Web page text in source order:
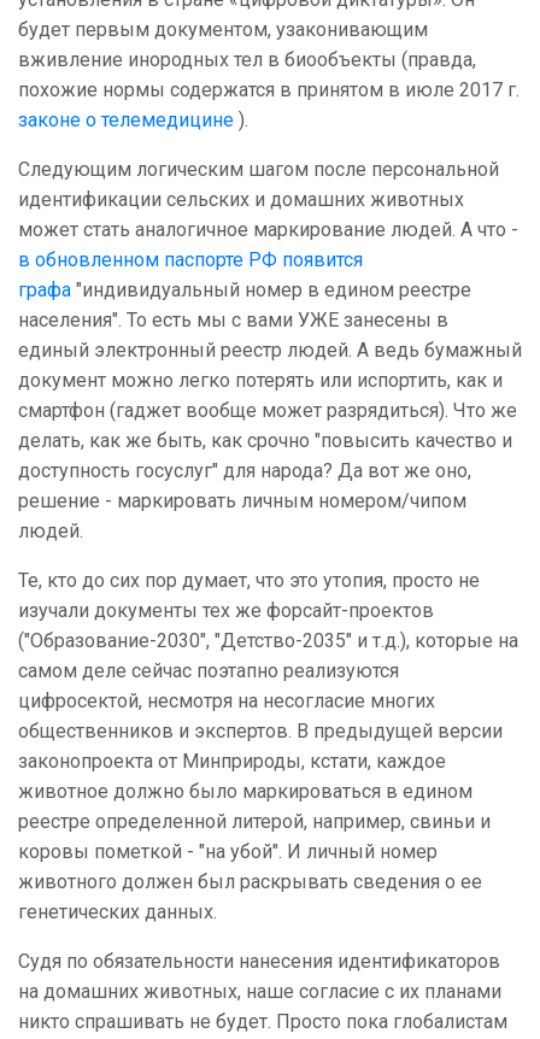
будет первым документом, узаконивающим
вживление инородных тел в биообъекты (правда,
похожие нормы содержатся в принятом в июле 2017 г.
законе о телемедицине ).
Следующим логическим шагом после персональной
идентификации сельских и домашних животных
может стать аналогичное маркирование людей. А что -
в обновленном паспорте РФ появится
графа "индивидуальный номер в едином реестре
населения". То есть мы с вами УЖЕ занесены в
единый электронный реестр людей. А ведь бумажный
документ можно легко потерять или испортить, как и
смартфон (гаджет вообще может разрядиться). Что же
делать, как же быть, как срочно "повысить качество и
доступность госуслуг" для народа? Да вот же оно,
решение - маркировать личным номером/чипом
людей.
Те, кто до сих пор думает, что это утопия, просто не
изучали документы тех же форсайт-проектов
("Образование-2030", "Детство-2035" и т.д.), которые на
самом деле сейчас поэтапно реализуются
цифросектой, несмотря на несогласие многих
общественников и экспертов. В предыдущей версии
законопроекта от Минприроды, кстати, каждое
животное должно было маркироваться в едином
реестре определенной литерой, например, свиньи и
коровы пометкой - "на убой". И личный номер
животного должен был раскрывать сведения о ее
генетических данных.
Судя по обязательности нанесения идентификаторов
на домашних животных, наше согласие с их планами
никто спрашивать не будет. Просто пока глобалистам